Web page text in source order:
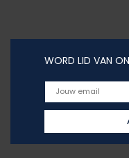
WORD LID VAN